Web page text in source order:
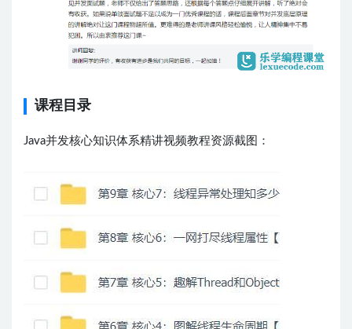
课程目录
Java并发核心知识体系精讲视频教程资源截图：